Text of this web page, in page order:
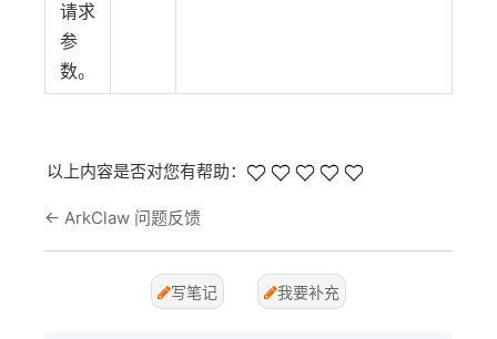
请求
参
数。
以上内容是否对您有帮助：
← ArkClaw 问题反馈
写笔记 我要补充